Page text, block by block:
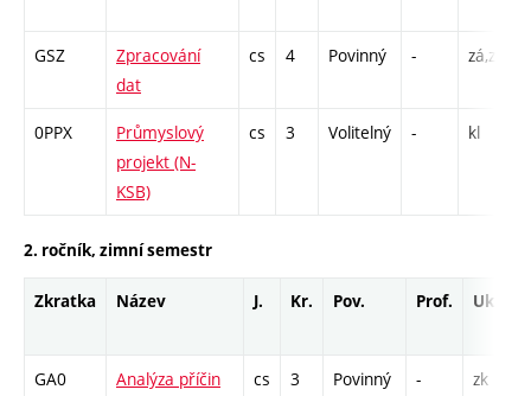
GSZ
Zpracování
dat
cs 4 Povinný - zá,zk
0PPX
Průmyslový
projekt (N-
KSB)
cs 3 Volitelný - kl
2. ročník, zimní semestr
Zkratka Název J. Kr. Pov. Prof. Uk.
GA0
Analýza příčin
cs 3 Povinný - zk